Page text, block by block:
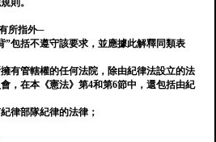
則。
所指外─
”包括不遵守該要求，並應據此解釋同類表
有管轄權的任何法院，除由紀律法設立的法
，在本《憲法》第4和第6節中，還包括由紀
律部隊紀律的法律；